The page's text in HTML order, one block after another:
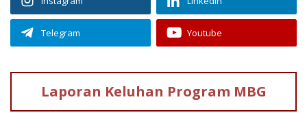
Telegram Youtube
Laporan Keluhan Program MBG